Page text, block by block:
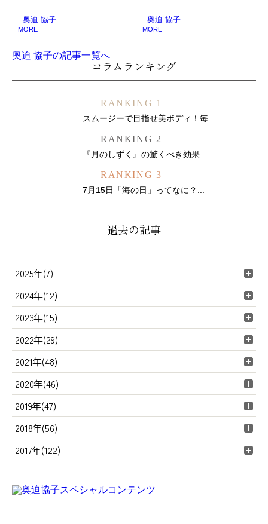
奥迫 協子
MORE
奥迫 協子
MORE
奥迫 協子の記事一覧へ
コラムランキング
RANKING 1
スムージーで目指せ美ボディ！毎...
RANKING 2
『月のしずく』の驚くべき効果...
RANKING 3
7月15日「海の日」ってなに？...
過去の記事
2025年(7)
2024年(12)
2023年(15)
2022年(29)
2021年(48)
2020年(46)
2019年(47)
2018年(56)
2017年(122)